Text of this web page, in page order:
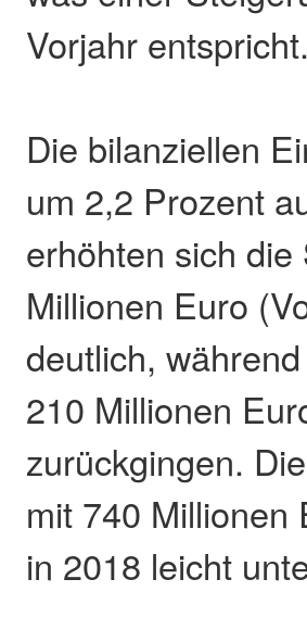
Vorjahr entspricht.
Die bilanziellen
um 2,2 Prozent
erhöhten sich
Millionen Euro
deutlich,
210 Millionen
zurückgingen.
mit 740 Millionen
in 2018 leicht